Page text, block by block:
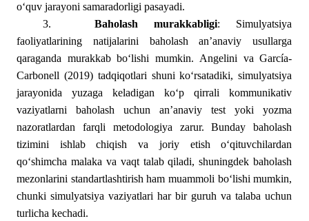
o‘quv jarayoni samaradorligi pasayadi.
3.
Baholash murakkabligi: Simulyatsiya
faoliyatlarining natijalarini baholash an’anaviy usullarga
qaraganda murakkab bo‘lishi mumkin. Angelini va García-
Carbonell (2019) tadqiqotlari shuni ko‘rsatadiki, simulyatsiya
jarayonida yuzaga keladigan ko‘p qirrali kommunikativ
vaziyatlarni baholash uchun an’anaviy test yoki yozma
nazoratlardan farqli metodologiya zarur. Bunday baholash
tizimini ishlab chiqish va joriy etish o‘qituvchilardan
qo‘shimcha malaka va vaqt talab qiladi, shuningdek baholash
mezonlarini standartlashtirish ham muammoli bo‘lishi mumkin,
chunki simulyatsiya vaziyatlari har bir guruh va talaba uchun
turlicha kechadi.